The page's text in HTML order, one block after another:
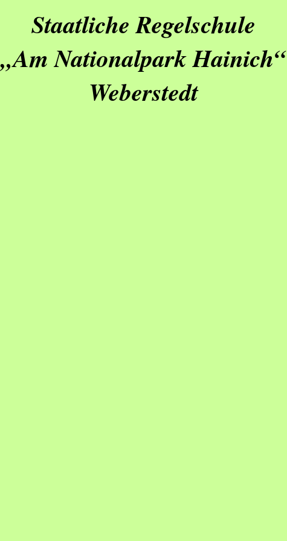
Staatliche Regelschule
„Am Nationalpark Hainich“
Weberstedt